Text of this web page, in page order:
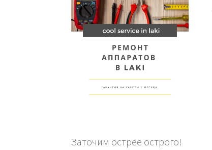
Заточим острее острого!